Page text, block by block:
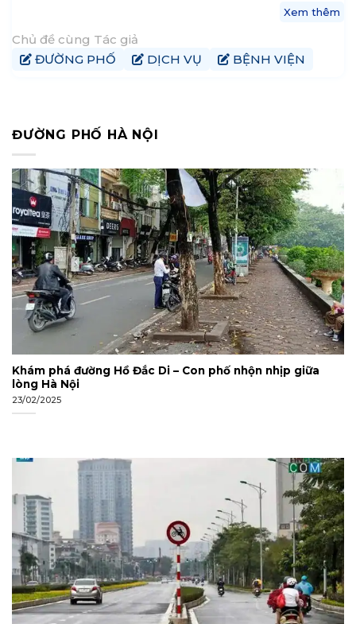
Xem thêm
Chủ đề cùng Tác giả
ĐƯỜNG PHỐ
DỊCH VỤ BỆNH VIỆN
ĐƯỜNG PHỐ HÀ NỘI
Khám phá đường Hồ Đắc Di – Con phố nhộn nhịp giữa
lòng Hà Nội
23/02/2025